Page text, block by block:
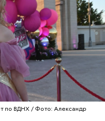
по ВДНХ / Фото: Александр